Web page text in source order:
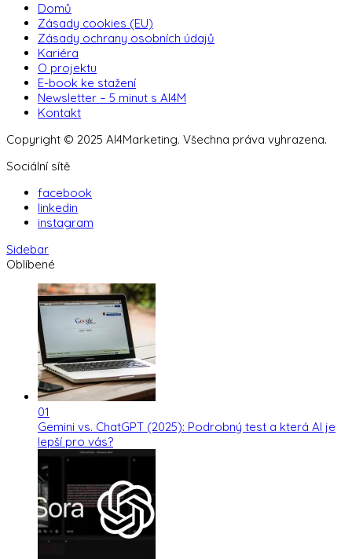
Domů
Zásady cookies (EU)
Zásady ochrany osobních údajů
Kariéra
O projektu
E-book ke stažení
Newsletter – 5 minut s AI4M
Kontakt
Copyright © 2025 AI4Marketing. Všechna práva vyhrazena.
Sociální sítě
facebook
linkedin
instagram
Sidebar
Oblíbené
01
Gemini vs. ChatGPT (2025): Podrobný test a která AI je
lepší pro vás?